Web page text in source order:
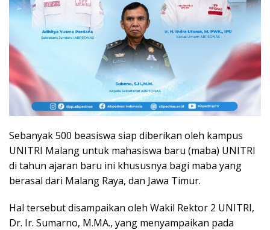
Sebanyak 500 beasiswa siap diberikan oleh kampus
UNITRI Malang untuk mahasiswa baru (maba) UNITRI
di tahun ajaran baru ini khususnya bagi maba yang
berasal dari Malang Raya, dan Jawa Timur.
Hal tersebut disampaikan oleh Wakil Rektor 2 UNITRI,
Dr. Ir. Sumarno, M.MA., yang menyampaikan pada